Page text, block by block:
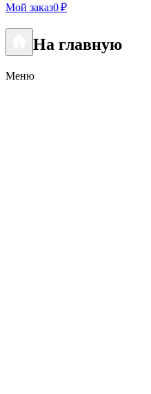
Мой заказ0 ₽
На главную
Меню